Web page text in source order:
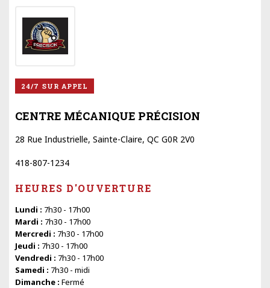
24/7 SUR APPEL
CENTRE MÉCANIQUE PRÉCISION
28 Rue Industrielle, Sainte-Claire, QC G0R 2V0
418-807-1234
HEURES D'OUVERTURE
Lundi : 7h30 - 17h00
Mardi : 7h30 - 17h00
Mercredi : 7h30 - 17h00
Jeudi : 7h30 - 17h00
Vendredi : 7h30 - 17h00
Samedi : 7h30 - midi
Dimanche : Fermé